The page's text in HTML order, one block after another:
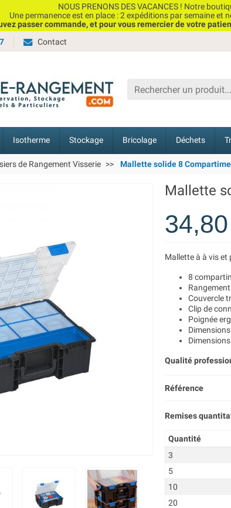
NOUS PRENONS DES VACANCES ! Notre
Une permanence est en place : 2 expéditions par semaine et
passer commande, et pour vous remercier de votre
Contact
Isotherme Stockage Bricolage Déchets
de Rangement Visserie Mallette solide 8
Mallette
Mallette à à vis et
8
Couvercle
Clip de
Poignée
Qualité
Référence
Remises
Quantité
3
5
10
20